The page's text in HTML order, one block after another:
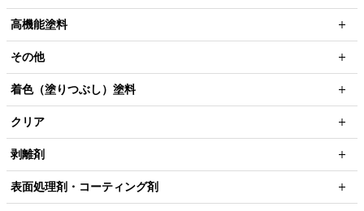
高機能塗料
その他
着色（塗りつぶし）塗料
クリア
剥離剤
表面処理剤・コーティング剤